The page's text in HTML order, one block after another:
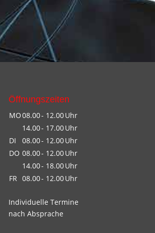
Öffnungszeiten
MO08.00- 12.00Uhr
14.00- 17.00Uhr
DI
08.00- 12.00Uhr
DO 08.00- 12.00Uhr
14.00- 18.00Uhr
FR 08.00- 12.00Uhr
Individuelle Termine
nach Absprache